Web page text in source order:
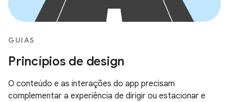
GUIAS
Princípios de design
O conteúdo e as interações do app precisam
complementar a experiência de dirigir ou estacionar e